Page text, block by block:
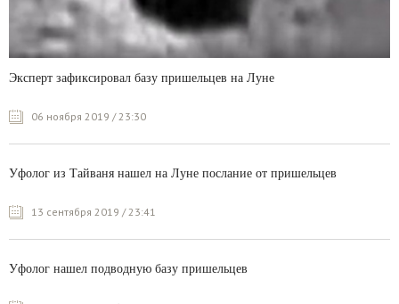
Эксперт зафиксировал базу пришельцев на Луне
06 ноября 2019 / 23:30
Уфолог из Тайваня нашел на Луне послание от пришельцев
13 сентября 2019 / 23:41
Уфолог нашел подводную базу пришельцев